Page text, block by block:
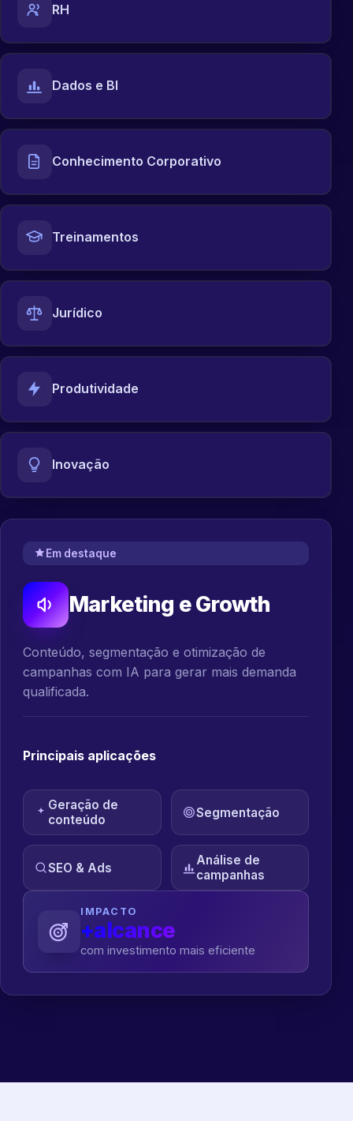
RH
Dados e BI
Conhecimento Corporativo
Treinamentos
Jurídico
Produtividade
Inovação
Em destaque
Marketing e Growth
Conteúdo, segmentação e otimização de
campanhas com IA para gerar mais demanda
qualificada.
Principais aplicações
Geração de
conteúdo
Segmentação
SEO & Ads
Análise de
campanhas
IMPACTO
+alcance
com investimento mais eficiente